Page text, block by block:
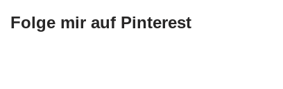
Folge mir auf Pinterest